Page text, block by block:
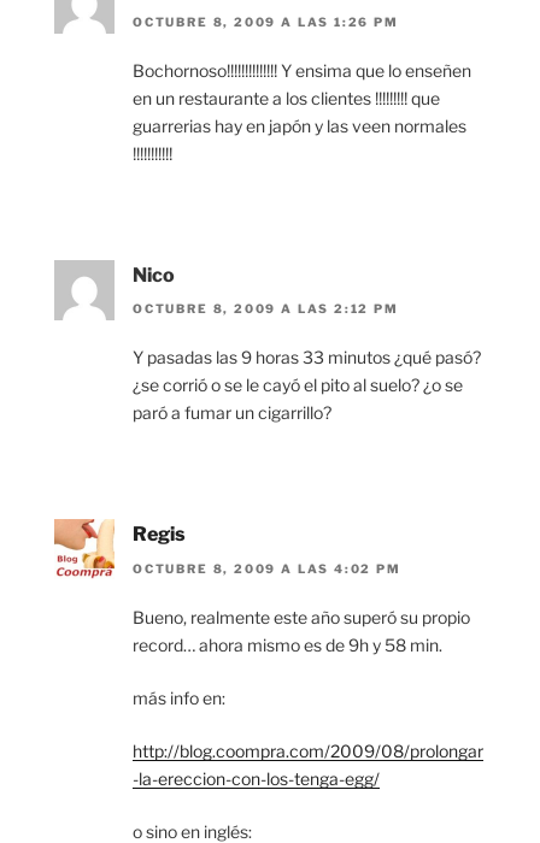
OCTUBRE 8, 2009 A LAS 1:26 PM
Bochornoso!!!!!!!!!!!!!! Y ensima que lo enseñen
en un restaurante a los clientes !!!!!!!!! que
guarrerias hay en japón y las veen normales
!!!!!!!!!!!
Nico
OCTUBRE 8, 2009 A LAS 2:12 PM
Y pasadas las 9 horas 33 minutos ¿qué pasó?
¿se corrió o se le cayó el pito al suelo? ¿o se
paró a fumar un cigarrillo?
Regis
OCTUBRE 8, 2009 A LAS 4:02 PM
Bueno, realmente este año superó su propio
record… ahora mismo es de 9h y 58 min.
más info en:
http://blog.coompra.com/2009/08/prolongar
-la-ereccion-con-los-tenga-egg/
o sino en inglés: